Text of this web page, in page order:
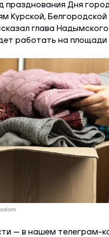
празднования Дня
Курской, Белгородской
глава
работать на
— в нашем телеграм-